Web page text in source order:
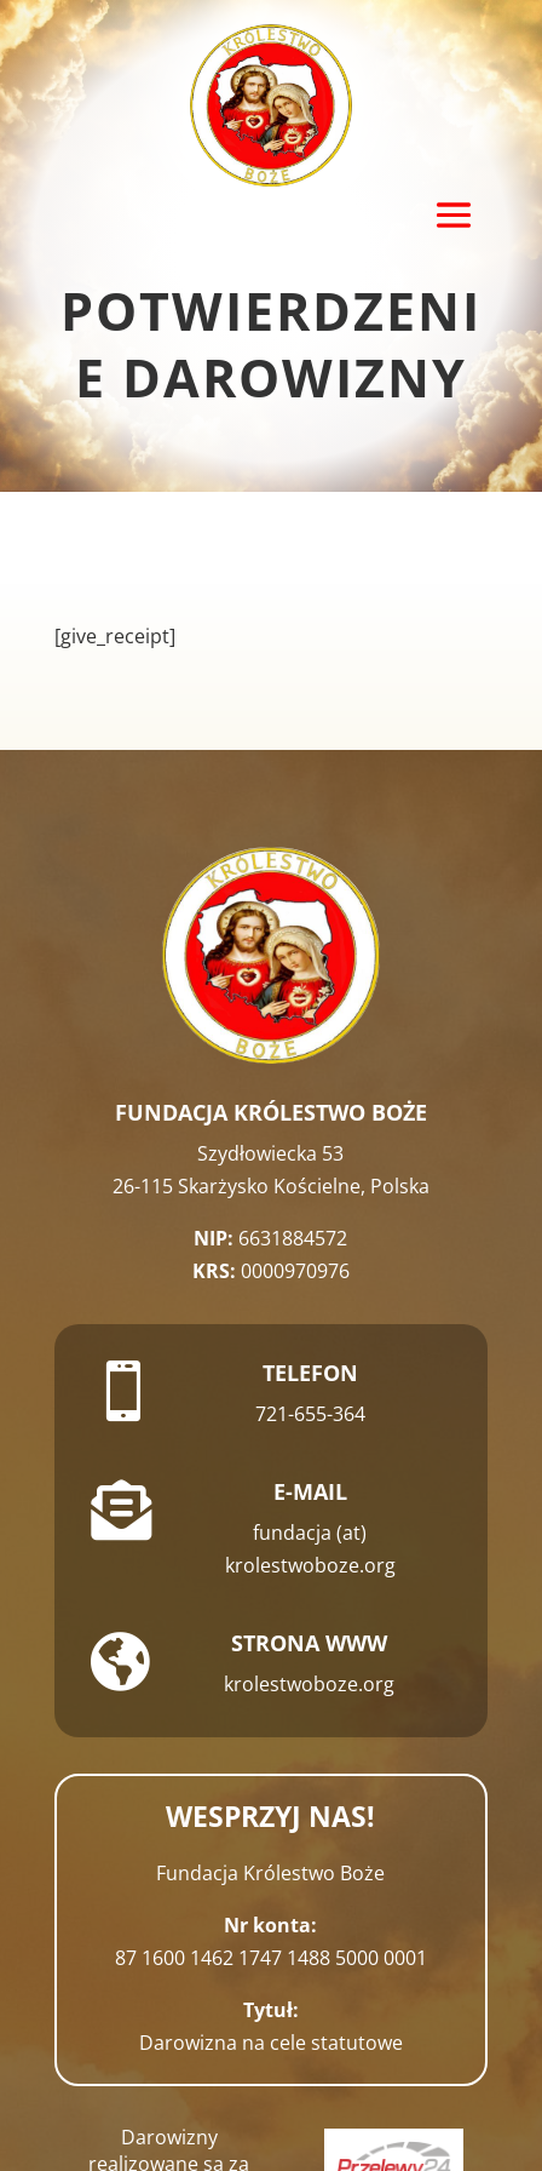
POTWIERDZENI
E DAROWIZNY
[give_receipt]
FUNDACJA KRÓLESTWO BOŻE
Szydłowiecka 53
26-115 Skarżysko Kościelne, Polska
NIP: 6631884572
KRS: 0000970976
 TELEFON
721-655-364
 E-MAIL
fundacja (at)
krolestwoboze.org
 STRONA WWW
krolestwoboze.org
WESPRZYJ NAS!
Fundacja Królestwo Boże
Nr konta:
87 1600 1462 1747 1488 5000 0001
Tytuł:
Darowizna na cele statutowe
Darowizny
realizowane są za